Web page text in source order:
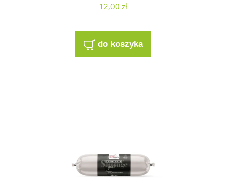
12,00 zł
do koszyka